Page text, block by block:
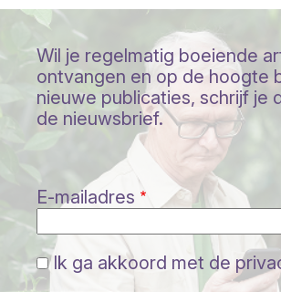
Wil je regelmatig boeiende
ontvangen en op de hoogte
nieuwe publicaties, schrijf je
de nieuwsbrief.
E-mailadres
Ik ga akkoord met de